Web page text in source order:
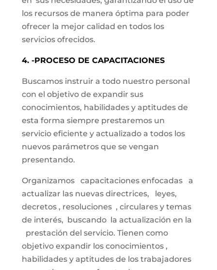
los recursos de manera óptima para poder
ofrecer la mejor calidad en todos los
servicios ofrecidos.
4. -PROCESO DE CAPACITACIONES
Buscamos instruir a todo nuestro personal
con el objetivo de expandir sus
conocimientos, habilidades y aptitudes de
esta forma siempre prestaremos un
servicio eficiente y actualizado a todos los
nuevos parámetros que se vengan
presentando.
Organizamos capacitaciones enfocadas a
actualizar las nuevas directrices, leyes,
decretos , resoluciones , circulares y temas
de interés, buscando la actualización en la
prestación del servicio. Tienen como
objetivo expandir los conocimientos ,
habilidades y aptitudes de los trabajadores